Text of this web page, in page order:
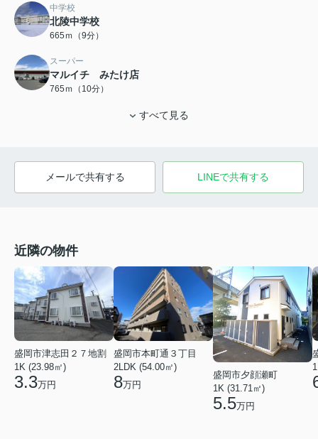
中学校
北陵中学校
665ｍ（9分）
スーパー
マルイチ みたけ店
765ｍ（10分）
すべて見る
メールで共有する LINEで共有する
近隣の物件
盛岡市津志田２７地割
1K (23.98㎡)
3.3万円
盛岡市本町通３丁目
2LDK (54.00㎡)
8万円
盛岡市夕顔瀬町
1K (31.71㎡)
5.5万円